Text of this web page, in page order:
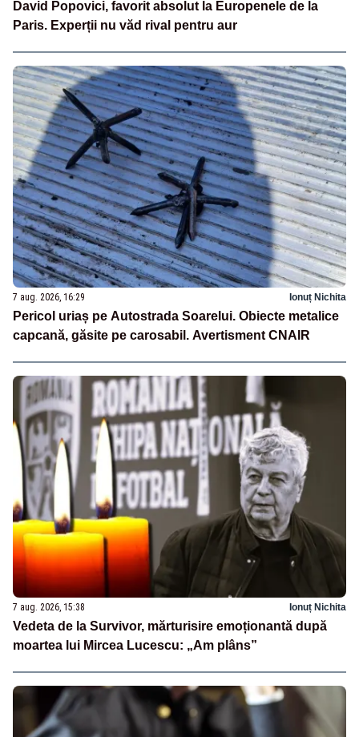
David Popovici, favorit absolut la Europenele de la
Paris. Experții nu văd rival pentru aur
7 aug. 2026, 16:29 Ionuț Nichita
Pericol uriaș pe Autostrada Soarelui. Obiecte metalice
capcană, găsite pe carosabil. Avertisment CNAIR
7 aug. 2026, 15:38 Ionuț Nichita
Vedeta de la Survivor, mărturisire emoționantă după
moartea lui Mircea Lucescu: „Am plâns”